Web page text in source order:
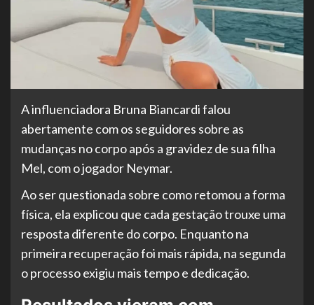
A influenciadora Bruna Biancardi falou
abertamente com os seguidores sobre as
mudanças no corpo após a gravidez de sua filha
Mel, com o jogador Neymar.
Ao ser questionada sobre como retomou a forma
física, ela explicou que cada gestação trouxe uma
resposta diferente do corpo. Enquanto na
primeira recuperação foi mais rápida, na segunda
o processo exigiu mais tempo e dedicação.